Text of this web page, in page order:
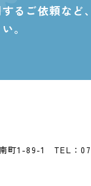
る ご依頼など
。
町1-89-1
TEL：